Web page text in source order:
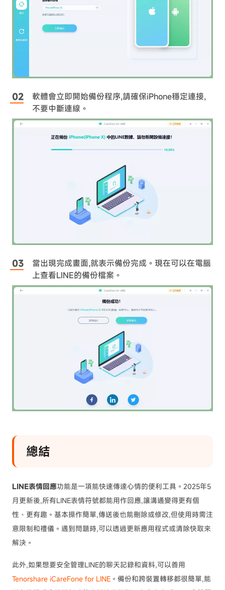
軟體會立即開始備份程序,請確保iPhone穩定連接,
不要中斷連線。
當出現完成畫面,就表示備份完成。現在可以在電腦
上查看LINE的備份檔案。
總結
LINE表情回應功能是一項能快速傳達心情的便利工具。2025年5
月更新後,所有LINE表情符號都能用作回應,讓溝通變得更有個
性、更有趣。基本操作簡單,傳送後也能刪除或修改,但使用時需注
意限制和禮儀。遇到問題時,可以透過更新應用程式或清除快取來
解決。
此外,如果想要安全管理LINE的聊天記錄和資料,可以善用
Tenorshare iCareFone for LINE 。備份和跨裝置轉移都很簡單,能